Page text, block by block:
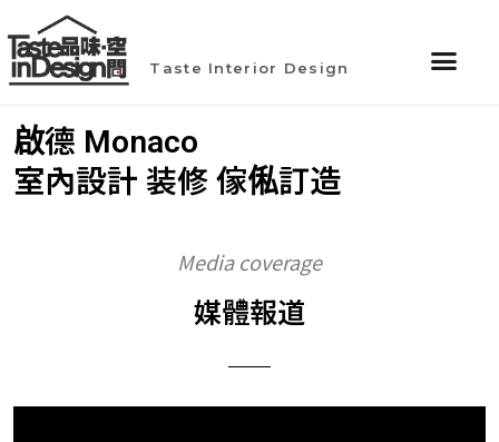
Taste Interior Design
啟德 Monaco
室內設計 装修 傢俬訂造
Media coverage
媒體報道